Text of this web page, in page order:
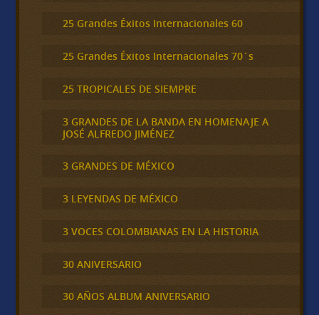
25 Grandes Éxitos Internacionales 60
25 Grandes Éxitos Internacionales 70´s
25 TROPICALES DE SIEMPRE
3 GRANDES DE LA BANDA EN HOMENAJE A
JOSÉ ALFREDO JIMÉNEZ
3 GRANDES DE MÉXICO
3 LEYENDAS DE MÉXICO
3 VOCES COLOMBIANAS EN LA HISTORIA
30 ANIVERSARIO
30 AÑOS ALBUM ANIVERSARIO